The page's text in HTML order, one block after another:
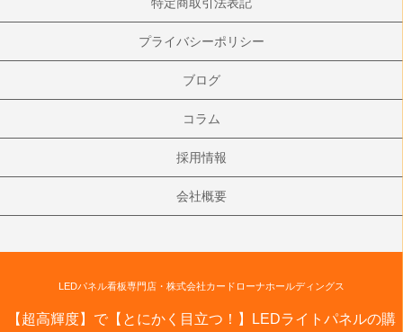
プライバシーポリシー
ブログ
コラム
採用情報
会社概要
LEDパネル看板専門店・株式会社カードローナホールディングス
【超高輝度】で【とにかく目立つ！】LEDライトパネルの購